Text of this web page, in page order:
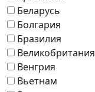
Беларусь
Болгария
Бразилия
Великобритания
Венгрия
Вьетнам